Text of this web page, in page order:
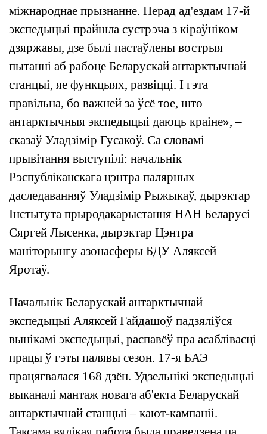
міжнароднае прызнанне. Перад ад'ездам 17-й
экспедыцыі прайшла сустрэча з кіраўніком
дзяржавы, дзе былі пастаўлены вострыя
пытанні аб рабоце Беларускай антарктычнай
станцыі, яе функцыях, развіцці. І гэта
правільна, бо важней за ўсё тое, што
антарктычныя экспедыцыі даюць краіне», –
сказаў Уладзімір Гусакоў. Са словамі
прывітання выступілі: начальнік
Рэспубліканскага цэнтра палярных
даследаванняў Уладзімір Рыжыкаў, дырэктар
Інстытута прыродакарыстання НАН Беларусі
Сяргей Лысенка, дырэктар Цэнтра
маніторынгу азонасферы БДУ Аляксей
Яротаў.
Начальнік Беларускай антарктычнай
экспедыцыі Аляксей Гайдашоў падзяліўся
вынікамі экспедыцыі, распавёў пра асаблівасці
працы ў гэты палявы сезон. 17-я БАЭ
працягвалася 168 дзён. Удзельнікі экспедыцыі
выканалі мантаж новага аб'екта Беларускай
антарктычнай станцыі – кают-кампаніі.